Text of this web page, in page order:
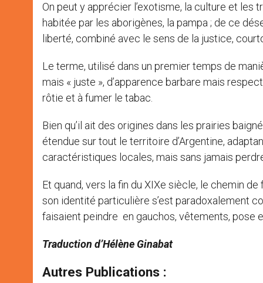
On peut y apprécier l’exotisme, la culture et
habitée par les aborigènes, la pampa ; de ce
liberté, combiné avec le sens de la justice,
Le terme, utilisé dans un premier temps de
mais « juste », d’apparence barbare mais
rôtie et à fumer le tabac.
Bien qu’il ait des origines dans les prairies
étendue sur tout le territoire d’Argentine,
caractéristiques locales, mais sans jamais
Et quand, vers la fin du XIXe siècle, le chemin
son identité particulière s’est paradoxalement
faisaient peindre en gauchos, vêtements, pose
Traduction d’Hélène Ginabat
Autres Publications :